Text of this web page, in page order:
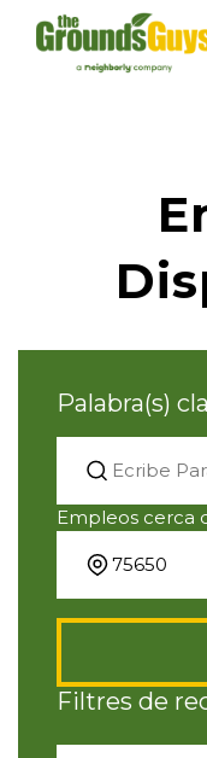
Palabra(s)
Empleos cerca
Filtres de